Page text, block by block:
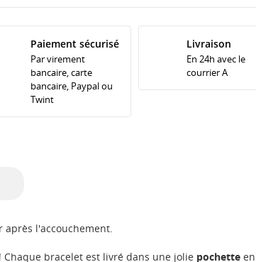
Paiement sécurisé
Par virement
bancaire, carte
bancaire, Paypal ou
Twint
Livraison
En 24h avec le
courrier A
l'accouchement.
bracelet est livré dans une jolie pochette